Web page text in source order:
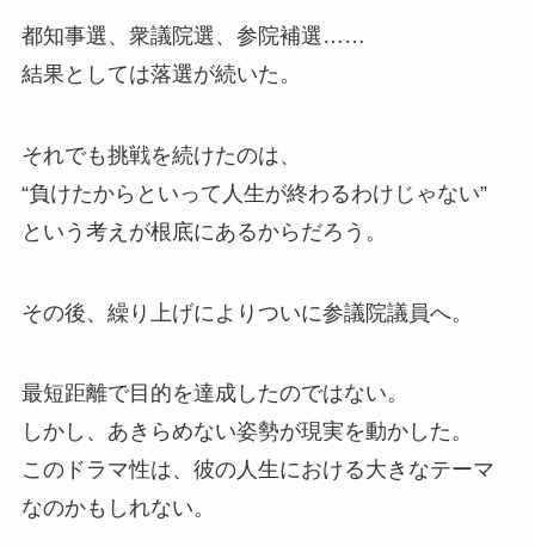
都知事選、衆議院選、参院補選……
結果としては落選が続いた。
それでも挑戦を続けたのは、
“負けたからといって人生が終わるわけじゃない”
という考えが根底にあるからだろう。
その後、繰り上げによりついに参議院議員へ。
最短距離で目的を達成したのではない。
しかし、あきらめない姿勢が現実を動かした。
このドラマ性は、彼の人生における大きなテーマ
なのかもしれない。